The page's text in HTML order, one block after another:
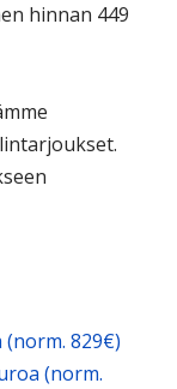
hinnan 449
(norm. 829€)
(norm.